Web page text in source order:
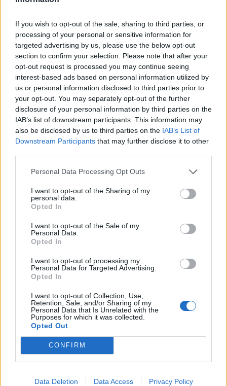
If you wish to opt-out of the sale, sharing to third parties, or
processing of your personal or sensitive information for
targeted advertising by us, please use the below opt-out
section to confirm your selection. Please note that after your
opt-out request is processed you may continue seeing
interest-based ads based on personal information utilized by
us or personal information disclosed to third parties prior to
your opt-out. You may separately opt-out of the further
disclosure of your personal information by third parties on the
IAB’s list of downstream participants. This information may
also be disclosed by us to third parties on the IAB’s List of
Downstream Participants that may further disclose it to other
Personal Data Processing Opt Outs
I want to opt-out of the Sharing of my
personal data.
Opted In
I want to opt-out of the Sale of my
Personal Data.
Opted In
I want to opt-out of processing my
Personal Data for Targeted Advertising.
Opted In
I want to opt-out of Collection, Use,
Retention, Sale, and/or Sharing of my
Personal Data that Is Unrelated with the
Purposes for which it was collected.
Opted Out
CONFIRM
Data Deletion Data Access Privacy Policy
"εξοικονομήσουμε ενέργεια".
Ελλάδα
Παραλύει η χώρα από τη 24ωρη απεργία
ΓΣΕΕ και ΑΔΕΔΥ ενάντια στο νέο εργασιακό
01.10.25
Δημόσιοι υπάλληλοι, γιατροί, εκπαιδευτικοί, δικαστικοί
υπάλληλοι, ταξιτζήδες και ναυτεργάτες συμμετέχουν στη
μεταφορές και υπηρεσίες. Στο επίκεντρο των